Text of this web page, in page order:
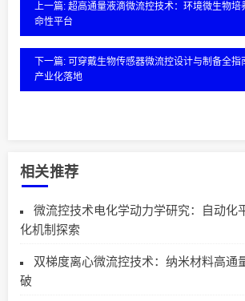
上一篇: 超高通量液滴微流控技术：环境微生物培
命性平台
下一篇: 可穿戴生物传感器微流控设计与制备全指
产业化落地
相关推荐
微流控技术电化学动力学研究：自动化
化机制探索
双梯度离心微流控技术：纳米材料高通
破